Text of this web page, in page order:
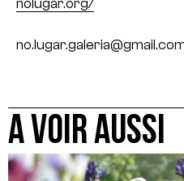
nolugar.org/
A VOIR AUSSI